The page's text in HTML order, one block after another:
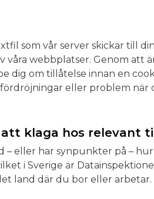
som vår server skickar till
våra webbplatser. Genom att
dig om tillåtelse innan en
eller problem när
klaga hos relevant
– eller har synpunkter på –
i Sverige är
land där du bor eller arbetar.